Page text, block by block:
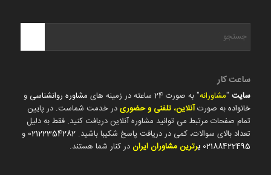
ساعت کار
سایت"مشاورانه" به صورت 24 ساعته در زمینه های مشاوره روانشناسی و
خانوادهبه صورتآنلاین، تلفنی و حضوریدر خدمت شماست. در پایین
تمام صفحات مرتبط می توانید مشاوره آنلاین دریافت کنید. فقط به دلیل
تعداد بالای سوالات، کمی در دریافت پاسخ شکیبا باشید. 02122354282 و
02188422495 برترین مشاوران ایراندر کنار شما هستند.